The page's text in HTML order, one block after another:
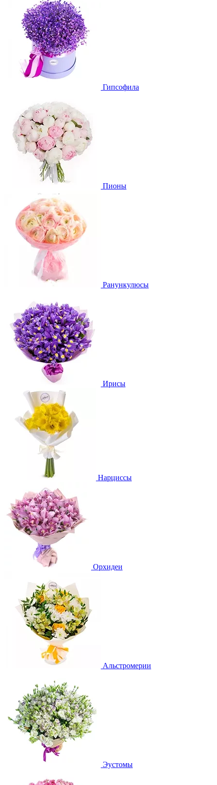
Гипсофила
Пионы
Ранункулюсы
Ирисы
Нарциссы
Орхидеи
Альстромерии
Эустомы